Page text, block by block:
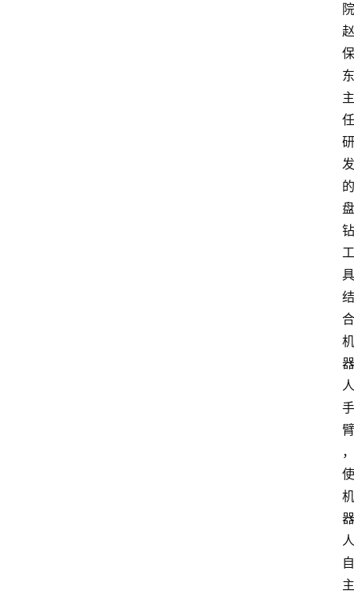
院
赵
保
东
主
任
研
发
的
盘
钻
工
具
结
合
机
器
人
手
臂
，
使
机
器
人
自
主